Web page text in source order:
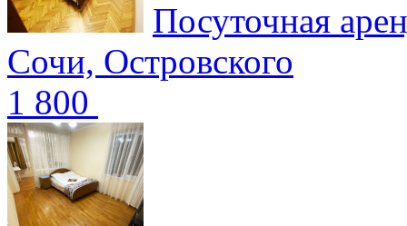
Посуточная
Сочи, Островского
1 800